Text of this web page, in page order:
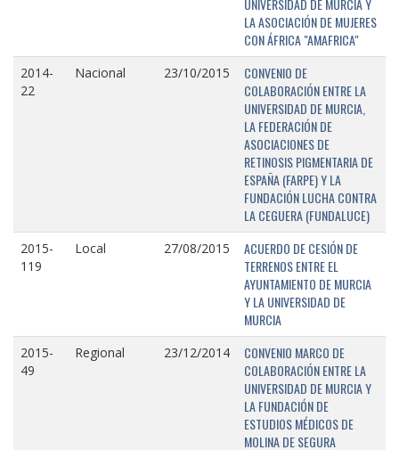
UNIVERSIDAD DE MURCIA Y
LA ASOCIACIÓN DE MUJERES
CON ÁFRICA "AMAFRICA"
2014-
22
Nacional 23/10/2015
CONVENIO DE
COLABORACIÓN ENTRE LA
UNIVERSIDAD DE MURCIA,
LA FEDERACIÓN DE
ASOCIACIONES DE
RETINOSIS PIGMENTARIA DE
ESPAÑA (FARPE) Y LA
FUNDACIÓN LUCHA CONTRA
LA CEGUERA (FUNDALUCE)
2015-
119
Local 27/08/2015
ACUERDO DE CESIÓN DE
TERRENOS ENTRE EL
AYUNTAMIENTO DE MURCIA
Y LA UNIVERSIDAD DE
MURCIA
2015-
49
Regional 23/12/2014
CONVENIO MARCO DE
COLABORACIÓN ENTRE LA
UNIVERSIDAD DE MURCIA Y
LA FUNDACIÓN DE
ESTUDIOS MÉDICOS DE
MOLINA DE SEGURA